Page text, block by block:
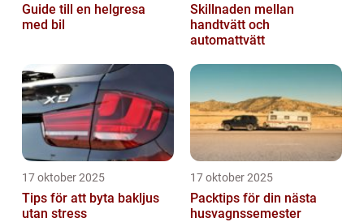
Guide till en helgresa
med bil
Skillnaden mellan
handtvätt och
automattvätt
17 oktober 2025
Tips för att byta bakljus
utan stress
17 oktober 2025
Packtips för din nästa
husvagnssemester